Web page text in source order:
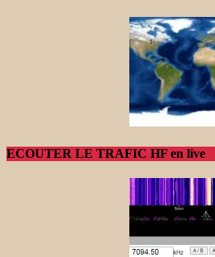
ECOUTER LE TRAFIC HF en live